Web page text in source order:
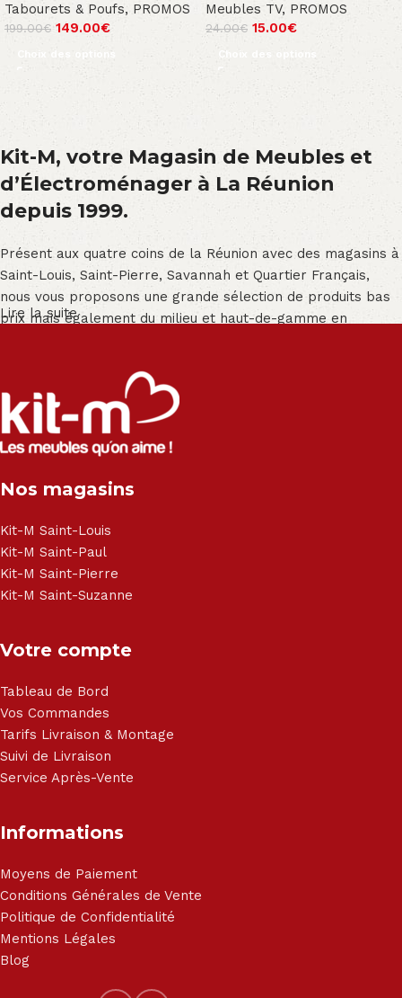
Tabourets & Poufs, PROMOS
199.00€ 149.00€
Choix des options
Meubles TV, PROMOS
24.00€ 15.00€
Choix des options
Kit-M, votre Magasin de Meubles et
d’Électroménager à La Réunion
depuis 1999.
Présent aux quatre coins de la Réunion avec des magasins à
Saint-Louis, Saint-Pierre, Savannah et Quartier Français,
nous vous proposons une grande sélection de produits bas
prix mais également du milieu et haut-de-gamme en
Salon angle - Salon convertible - Salon relax - Canapé -
Canapé lit - Cuisine sur-mesure - Fauteuil - Armoire - Table
et chaise - Meuble de salle de bain - Literie - Lit - Bureau -
Électroménager - Télévision led - Réfrigérateur -
- Matelas - Hifi Hitachi, LG, Sharp, Philips, Bosh, Moulinex,
Haier, Sony, Cecotec, Westpoint, Dyson.
Lire la suite
Nos magasins
Kit-M Saint-Louis
Kit-M Saint-Paul
Kit-M Saint-Pierre
Kit-M Saint-Suzanne
Votre compte
Tableau de Bord
Vos Commandes
Tarifs Livraison & Montage
Suivi de Livraison
Service Après-Vente
Informations
Moyens de Paiement
Conditions Générales de Vente
Politique de Confidentialité
Mentions Légales
Blog